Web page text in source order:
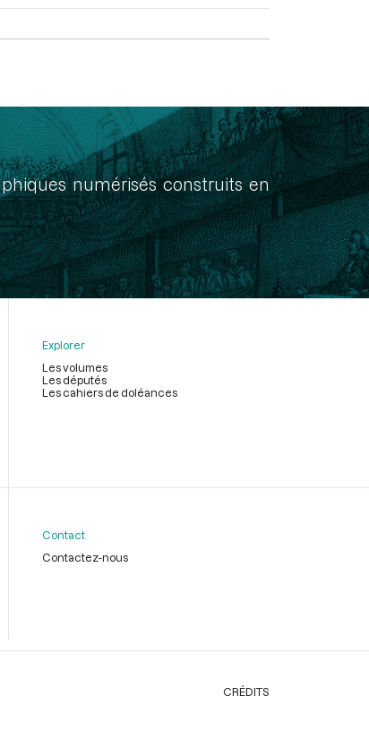
numérisés construits en
Explorer
Les volumes
Les députés
Les cahiers de doléances
Contact
Contactez-nous
CRÉDITS